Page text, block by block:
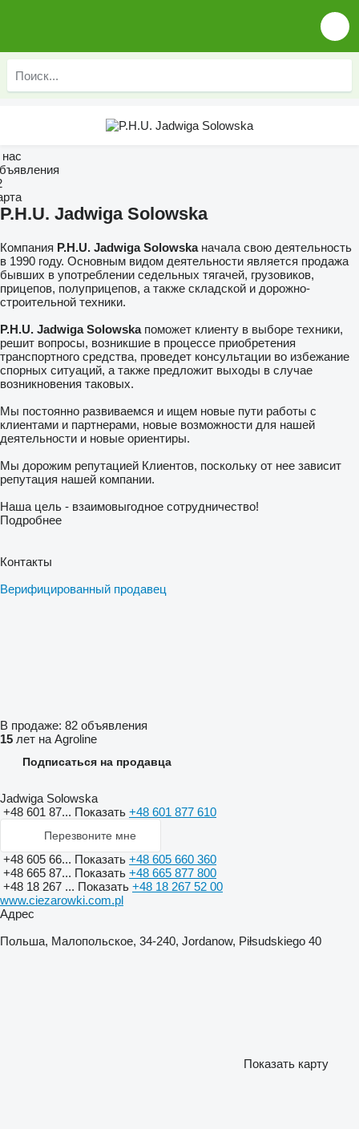
P.H.U. Jadwiga Solowska
Компания P.H.U. Jadwiga Solowskaначала свою деятельность
в 1990 году. Основным видом деятельности является продажа
бывших в употреблении седельных тягачей, грузовиков,
прицепов, полуприцепов, а также складской и дорожно-
строительной техники.
P.H.U. Jadwiga Solowskaпоможет клиенту в выборе техники,
решит вопросы, возникшие в процессе приобретения
транспортного средства, проведет консультации во избежание
спорных ситуаций, а также предложит выходы в случае
возникновения таковых.
Мы постоянно развиваемся и ищем новые пути работы с
клиентами и партнерами, новые возможности для нашей
деятельности и новые ориентиры.
Мы дорожим репутацией Клиентов, поскольку от нее зависит
репутация нашей компании.
Наша цель - взаимовыгодное сотрудничество!
Подробнее
Контакты
Верифицированный продавец
В продаже: 82 объявления
15 лет на Agroline
Подписаться на продавца
Jadwiga Solowska
+48 601 87... Показать +48 601 877 610
Перезвоните мне
+48 605 66... Показать +48 605 660 360
+48 665 87... Показать +48 665 877 800
+48 18 267 ... Показать +48 18 267 52 00
www.ciezarowki.com.pl
Адрес
Польша, Малопольское, 34-240, Jordanow, Piłsudskiego 40
Показать карту